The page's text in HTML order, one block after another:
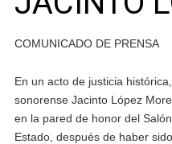
COMUNICADO DE PRENSA
En un acto de justicia
sonorense Jacinto López
en la pared de honor del
Estado, después de haber